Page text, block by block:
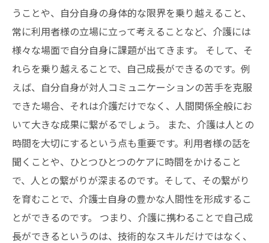
うことや、自分自身の身体的な限界を乗り越えること、
常に利用者様の立場に立って考えることなど、介護には
様々な場面で自分自身に課題が出てきます。 そして、そ
れらを乗り越えることで、自己成長ができるのです。例
えば、自分自身が対人コミュニケーションの苦手を克服
できた場合、それは介護だけでなく、人間関係全般にお
いて大きな成果に繋がるでしょう。 また、介護は人との
時間を大切にするという点も重要です。利用者様の話を
聞くことや、ひとつひとつのケアに時間をかけること
で、人との繋がりが深まるのです。そして、その繋がり
を育むことで、介護士自身の豊かな人間性を形成するこ
とができるのです。 つまり、介護に携わることで自己成
長ができるというのは、技術的なスキルだけではなく、